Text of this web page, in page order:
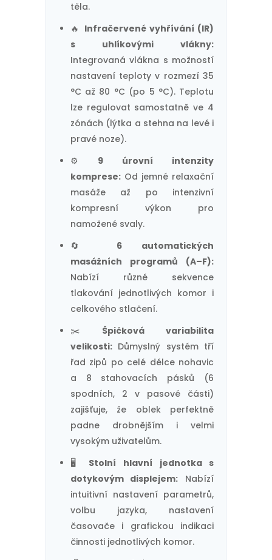
těla.
🔥 Infračervené vyhřívání (IR)
s uhlíkovými vlákny:
Integrovaná vlákna s možností
nastavení teploty v rozmezí 35
°C až 80 °C (po 5 °C). Teplotu
lze regulovat samostatně ve 4
zónách (lýtka a stehna na levé i
pravé noze).
⚙️ 9 úrovní intenzity
komprese:Od jemné relaxační
masáže až po intenzivní
kompresní výkon pro
namožené svaly.
🔄 6 automatických
masážních programů (A–F):
Nabízí různé sekvence
tlakování jednotlivých komor i
celkového stlačení.
✂️ Špičková variabilita
velikosti:Důmyslný systém tří
řad zipů po celé délce nohavic
a 8 stahovacích pásků (6
spodních, 2 v pasové části)
zajišťuje, že oblek perfektně
padne drobnějším i velmi
vysokým uživatelům.
🖥️ Stolní hlavní jednotka s
dotykovým displejem: Nabízí
intuitivní nastavení parametrů,
volbu jazyka, nastavení
časovače i grafickou indikaci
činnosti jednotlivých komor.